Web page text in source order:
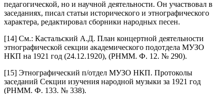
педагогической, но и научной деятельности. Он участвовал в
заседаниях, писал статьи исторического и этнографического
характера, редактировал сборники народных песен.
[14] См.: Кастальский А.Д. План концертной деятельности
этнографической секции академического подотдела МУЗО
НКП на 1921 год (24.12.1920), (РНММ. Ф. 12. № 290).
[15] Этнографический п/отдел МУЗО НКП. Протоколы
заседаний Секции изучения народной музыки за 1921 год
(РНММ. Ф. 133. № 338).